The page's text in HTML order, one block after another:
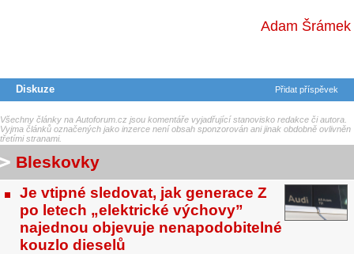
Adam Šrámek
Diskuze Přidat příspěvek
Všechny články na Autoforum.cz jsou komentáře vyjadřující stanovisko redakce či autora.
Vyjma článků označených jako inzerce není obsah sponzorován ani jinak obdobně ovlivněn
třetími stranami.
Bleskovky
Je vtipné sledovat, jak generace Z
po letech „elektrické výchovy”
najednou objevuje nenapodobitelné
kouzlo dieselů